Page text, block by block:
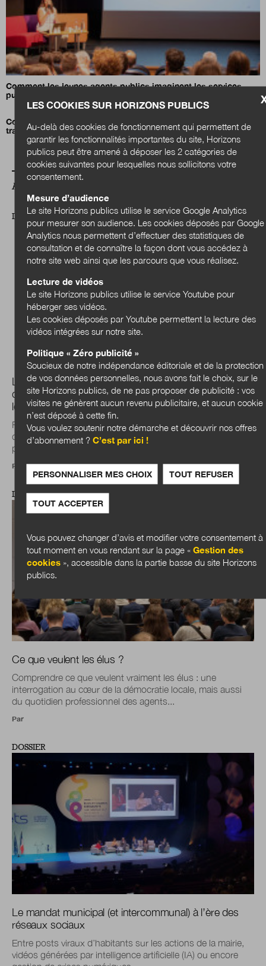
Comment les jeunes agents publics imaginent les services
publics en 2040
Comment bénéficier de l’implication de la jeunesse pour
transformer nos organisations ?
A LIRE AUSSI
DOSSIER
Les transitions sociales et environnementales au sein
des collectivités : quels enjeux de transformation pour
les administrations ?
Face aux limites planétaires dépassées et à des inégalités
qui se creusent, les administrations doivent revoir leurs
pratiques. Point de vue d’un...
Par un collectif de DGS
DOSSIER
Ce que veulent les élus ?
Comprendre ce que veulent vraiment les élus : une
interrogation au cœur de la démocratie locale, mais aussi
du quotidien professionnel des agents...
Par
DOSSIER
Le mandat municipal (et intercommunal) à l’ère des
réseaux sociaux
Entre posts viraux d’habitants sur les actions de la mairie,
vidéos générées par intelligence artificielle (IA) ou encore
LES COOKIES SUR HORIZONS PUBLICS
Au-delà des cookies de fonctionnement qui permettent de
garantir les fonctionnalités importantes du site, Horizons
publics peut être amené à déposer les 2 catégories de
cookies suivantes pour lesquelles nous sollicitons votre
consentement.
Mesure d’audience
Le site Horizons publics utilise le service Google Analytics
pour mesurer son audience. Les cookies déposés par Google
Analytics nous permettent d’effectuer des statistiques de
consultation et de connaître la façon dont vous accédez à
notre site web ainsi que les parcours que vous réalisez.
Lecture de vidéos
Le site Horizons publics utilise le service Youtube pour
héberger ses vidéos.
Les cookies déposés par Youtube permettent la lecture des
vidéos intégrées sur notre site.
Politique « Zéro publicité »
Soucieux de notre indépendance éditoriale et de la protection
de vos données personnelles, nous avons fait le choix, sur le
site Horizons publics, de ne pas proposer de publicité : vos
visites ne génèrent aucun revenu publicitaire, et aucun cookie
n’est déposé à cette fin.
Vous voulez soutenir notre démarche et découvrir nos offres
d’abonnement ? C’est par ici !
PERSONNALISER MES CHOIX TOUT REFUSER
TOUT ACCEPTER
Vous pouvez changer d’avis et modifier votre consentement à
tout moment en vous rendant sur la page « Gestion des
cookies», accessible dans la partie basse du site Horizons
publics.